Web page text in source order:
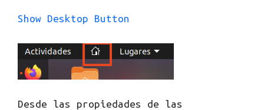
Show Desktop Button
Desde las propiedades de las